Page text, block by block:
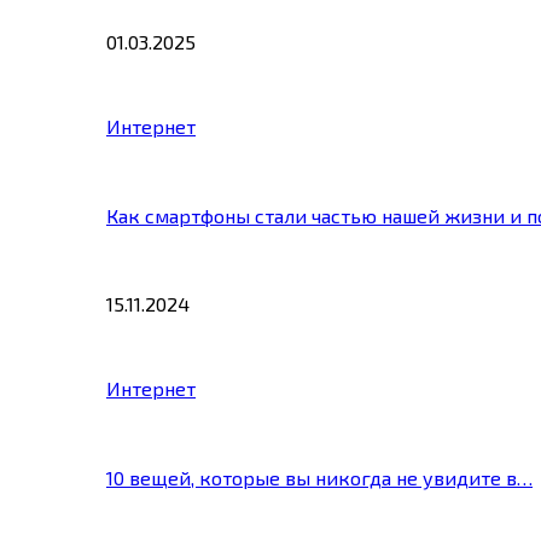
01.03.2025
Интернет
Как смартфоны стали частью нашей жизни и
15.11.2024
Интернет
10 вещей, которые вы никогда не увидите в…